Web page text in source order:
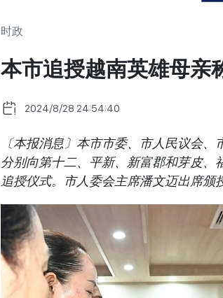
时政
本市追授越南英雄母亲
2024/8/28 24:54:40
〔本报消息〕本市市委、市人民议会
分别向第十二、平新、新富郡和芽皮
追授仪式。市人委会主席潘文迈出席颁